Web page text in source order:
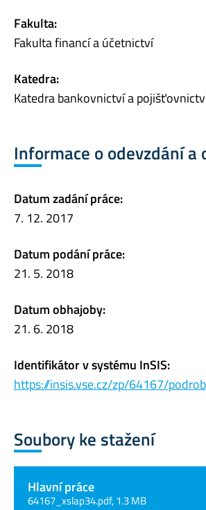
Fakulta:
Fakulta financí a účetnictví
Katedra:
Katedra bankovnictví a
Informace o odevzdání a
Datum zadání práce:
7. 12. 2017
Datum podání práce:
21. 5. 2018
Datum obhajoby:
21. 6. 2018
Identifikátor v systému InSIS:
https://insis.vse.cz/zp/64167/
Soubory ke stažení
Hlavní práce
64167_xslap34.pdf, 1.3 MB